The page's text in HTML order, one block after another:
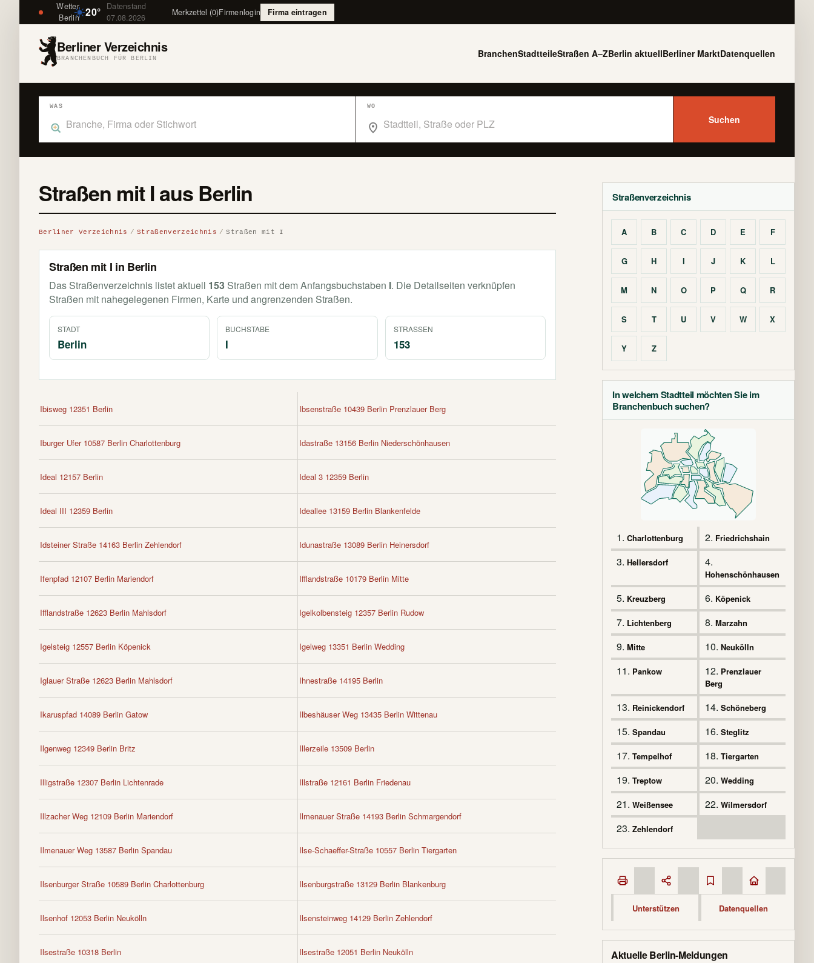
Wetter
Berlin 20°
Datenstand
07.08.2026
Merkzettel (0)Firmenlogin Firma eintragen
Berliner Verzeichnis
BRANCHENBUCH FÜR BERLIN BranchenStadtteileStraßen A–ZBerlin aktuellBerliner MarktDatenquellen
WAS WO
Suchen
Straßenverzeichnis
A B C D E F
G H I J K L
M N O P Q R
S T U V W X
Y Z
In welchem Stadtteil möchten Sie im
Branchenbuch suchen?
1. Charlottenburg 2. Friedrichshain
3. Hellersdorf 4.
Hohenschönhausen
5. Kreuzberg 6. Köpenick
7. Lichtenberg 8. Marzahn
9. Mitte 10. Neukölln
11. Pankow 12. Prenzlauer
Berg
13. Reinickendorf 14. Schöneberg
15. Spandau 16. Steglitz
17. Tempelhof 18. Tiergarten
19. Treptow 20. Wedding
21. Weißensee 22. Wilmersdorf
23. Zehlendorf
Unterstützen Datenquellen
Aktuelle Berlin-Meldungen
Straßen mit I aus Berlin
Berliner Verzeichnis Straßenverzeichnis Straßen mit I
Straßen mit I in Berlin
Das Straßenverzeichnis listet aktuell 153 Straßen mit dem Anfangsbuchstaben I. Die Detailseiten verknüpfen
Straßen mit nahegelegenen Firmen, Karte und angrenzenden Straßen.
STADT
Berlin
BUCHSTABE
I
STRASSEN
153
Ibisweg 12351 Berlin Ibsenstraße 10439 Berlin Prenzlauer Berg
Iburger Ufer 10587 Berlin Charlottenburg Idastraße 13156 Berlin Niederschönhausen
Ideal 12157 Berlin Ideal 3 12359 Berlin
Ideal III 12359 Berlin Ideallee 13159 Berlin Blankenfelde
Idsteiner Straße 14163 Berlin Zehlendorf Idunastraße 13089 Berlin Heinersdorf
Ifenpfad 12107 Berlin Mariendorf Ifflandstraße 10179 Berlin Mitte
Ifflandstraße 12623 Berlin Mahlsdorf Igelkolbensteig 12357 Berlin Rudow
Igelsteig 12557 Berlin Köpenick Igelweg 13351 Berlin Wedding
Iglauer Straße 12623 Berlin Mahlsdorf Ihnestraße 14195 Berlin
Ikaruspfad 14089 Berlin Gatow Ilbeshäuser Weg 13435 Berlin Wittenau
Ilgenweg 12349 Berlin Britz Illerzeile 13509 Berlin
Illigstraße 12307 Berlin Lichtenrade Illstraße 12161 Berlin Friedenau
Illzacher Weg 12109 Berlin Mariendorf Ilmenauer Straße 14193 Berlin Schmargendorf
Ilmenauer Weg 13587 Berlin Spandau Ilse-Schaeffer-Straße 10557 Berlin Tiergarten
Ilsenburger Straße 10589 Berlin Charlottenburg Ilsenburgstraße 13129 Berlin Blankenburg
Ilsenhof 12053 Berlin Neukölln Ilsensteinweg 14129 Berlin Zehlendorf
Ilsestraße 10318 Berlin Ilsestraße 12051 Berlin Neukölln